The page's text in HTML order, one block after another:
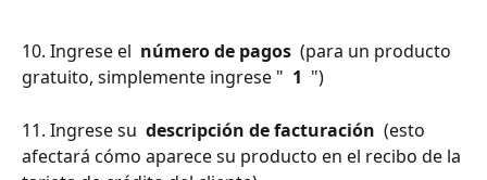
10. Ingrese el número de pagos (para un producto
gratuito, simplemente ingrese " 1 ")
11. Ingrese su descripción de facturación (esto
afectará cómo aparece su producto en el recibo de la